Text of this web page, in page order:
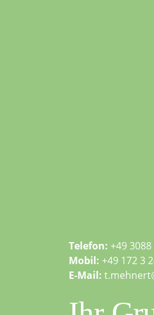
Telefon: +49 3088
Mobil: +49 172 3
E-Mail: